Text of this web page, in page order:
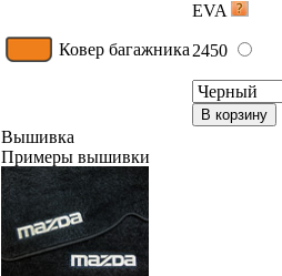
EVA
Ковер багажника 2450
В корзину
Вышивка
Примеры вышивки